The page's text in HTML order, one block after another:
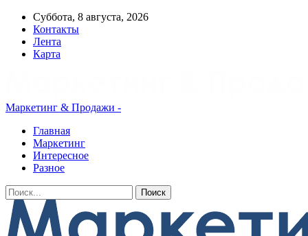
Суббота, 8 августа, 2026
Контакты
Лента
Карта
Маркетинг & Продажи -
Главная
Маркетинг
Интересное
Разное